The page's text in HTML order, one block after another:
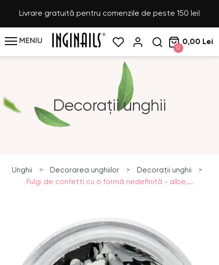
Livrare gratuită pentru comenzile de peste 150 lei!
MENIU
0
0,00 Lei
Decorații unghii
Unghii > Decorarea unghiilor > Decorații unghii
>
Fulgi de confetti cu o formă nedefinită - albe,...